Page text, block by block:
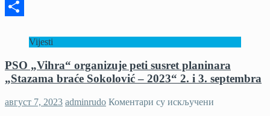
Email
Vijesti
PSO „Vihra“ organizuje peti susret planinara
„Stazama braće Sokolović – 2023“ 2. i 3. septembra
август 7, 2023 adminrudo Коментари су искључени